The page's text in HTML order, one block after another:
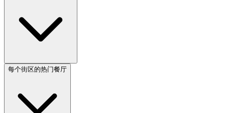
每个街区的热门餐厅